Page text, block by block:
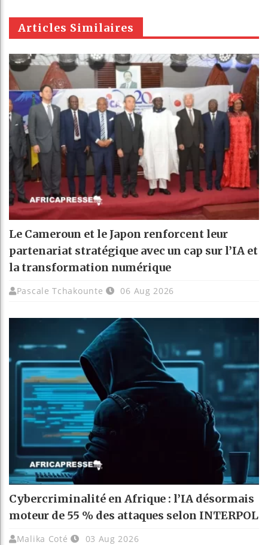
m
Articles Similaires
Le Cameroun et le Japon renforcent leur
partenariat stratégique avec un cap sur l’IA et
la transformation numérique
Pascale Tchakounte 06 Aug 2026
Cybercriminalité en Afrique : l’IA désormais
moteur de 55 % des attaques selon INTERPOL
Malika Coté 03 Aug 2026